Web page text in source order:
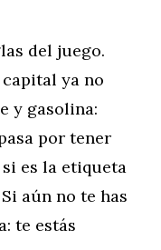
del juego.
ya no
y gasolina:
por tener
es la etiqueta
aún no te has
te estás